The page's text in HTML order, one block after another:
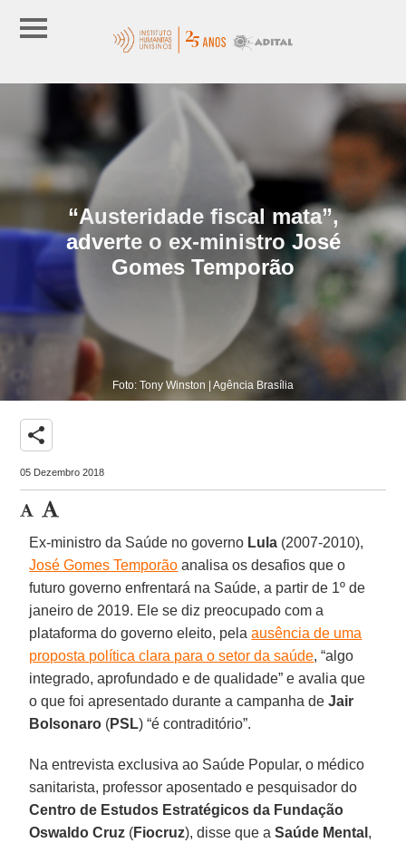
“Austeridade fiscal mata”,
adverte o ex-ministro José
Gomes Temporão
Foto: Tony Winston | Agência Brasília
share
05 Dezembro 2018
Ex-ministro da Saúde no governo Lula (2007-2010),
José Gomes Temporão analisa os desafios que o
futuro governo enfrentará na Saúde, a partir de 1º de
janeiro de 2019. Ele se diz preocupado com a
plataforma do governo eleito, pelaausência de uma
proposta política clara para o setor da saúde, “algo
integrado, aprofundado e de qualidade” e avalia que
o que foi apresentado durante a campanha deJair
Bolsonaro (PSL) “é contraditório”.
Na entrevista exclusiva ao Saúde Popular, o médico
sanitarista, professor aposentado e pesquisador do
Centro de Estudos Estratégicos da Fundação
Oswaldo Cruz (Fiocruz), disse que aSaúde Mental ,